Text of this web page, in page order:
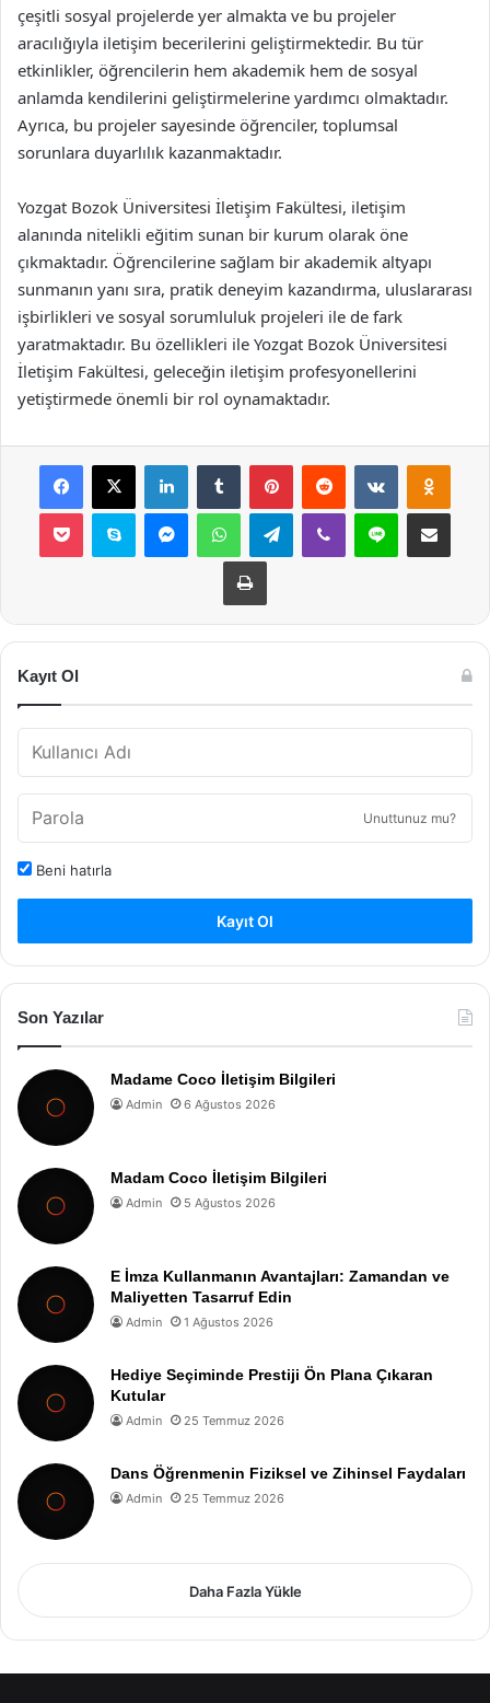
çeşitli sosyal projelerde yer almakta ve bu projeler
aracılığıyla iletişim becerilerini geliştirmektedir. Bu tür
etkinlikler, öğrencilerin hem akademik hem de sosyal
anlamda kendilerini geliştirmelerine yardımcı olmaktadır.
Ayrıca, bu projeler sayesinde öğrenciler, toplumsal
sorunlara duyarlılık kazanmaktadır.
Yozgat Bozok Üniversitesi İletişim Fakültesi, iletişim
alanında nitelikli eğitim sunan bir kurum olarak öne
çıkmaktadır. Öğrencilerine sağlam bir akademik altyapı
sunmanın yanı sıra, pratik deneyim kazandırma, uluslararası
işbirlikleri ve sosyal sorumluluk projeleri ile de fark
yaratmaktadır. Bu özellikleri ile Yozgat Bozok Üniversitesi
İletişim Fakültesi, geleceğin iletişim profesyonellerini
yetiştirmede önemli bir rol oynamaktadır.
Facebook
X LinkedInTumblr PinterestReddit VKontakte
Pocket Skype MessengerWhatsAppTelegramViber Line E-Posta ile
Yazdır
Kayıt Ol
Unuttunuz mu?
Beni hatırla
Kayıt Ol
Son Yazılar
Madame Coco İletişim Bilgileri
Admin 6 Ağustos 2026
Madam Coco İletişim Bilgileri
Admin 5 Ağustos 2026
E İmza Kullanmanın Avantajları: Zamandan ve
Maliyetten Tasarruf Edin
Admin 1 Ağustos 2026
Hediye Seçiminde Prestiji Ön Plana Çıkaran
Kutular
Admin 25 Temmuz 2026
Dans Öğrenmenin Fiziksel ve Zihinsel Faydaları
Admin 25 Temmuz 2026
Daha Fazla Yükle